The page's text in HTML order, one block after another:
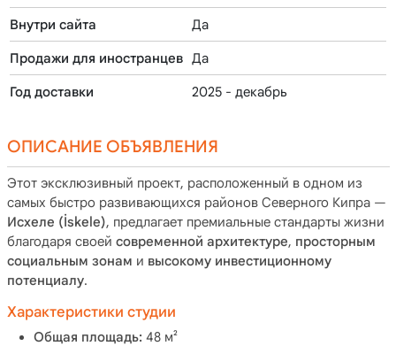
Внутри сайта Да
Продажи для иностранцев Да
Год доставки 2025 - декабрь
ОПИСАНИЕ ОБЪЯВЛЕНИЯ
Этот эксклюзивный проект, расположенный в одном из
самых быстро развивающихся районов Северного Кипра —
Исхеле (İskele), предлагает премиальные стандарты жизни
благодаря своей современной архитектуре, просторным
социальным зонам и высокому инвестиционному
потенциалу.
Характеристики студии
Общая площадь: 48 м²